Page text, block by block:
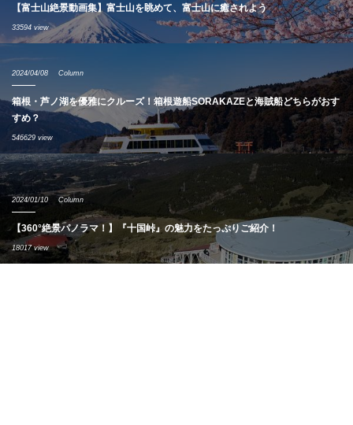
【富士山絶景動画集】富士山を眺めて、富士山に癒されよう
33594 view
2024/04/08 Column
箱根・芦ノ湖を優雅にクルーズ！箱根遊船SORAKAZEと海賊船どちらがおす
すめ？
546629 view
2024/01/10 Column
【360°絶景パノラマ！】『十国峠』の魅力をたっぷりご紹介！
18017 view